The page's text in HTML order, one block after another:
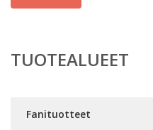
TUOTEALUEET
Fanituotteet